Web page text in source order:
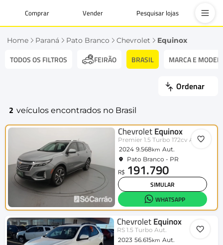
Comprar Vender Pesquisar lojas
Home Paraná Pato Branco Chevrolet Equinox
TODOS OS FILTROS FEIRÃO BRASIL MARCA E
Ordenar
2 veículos encontrados no Brasil
Chevrolet Equinox
Premier 1.5 Turbo 172cv Aut.
2024 9.568km Aut.
Pato Branco - PR
R$ 191.790
SIMULAR
WHATSAPP
ChevroletEquinox
RS 1.5 Turbo Aut.
2023 56.615km Aut.